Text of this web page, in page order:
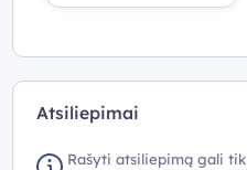
Atsiliepimai
Rašyti atsiliepimą gali